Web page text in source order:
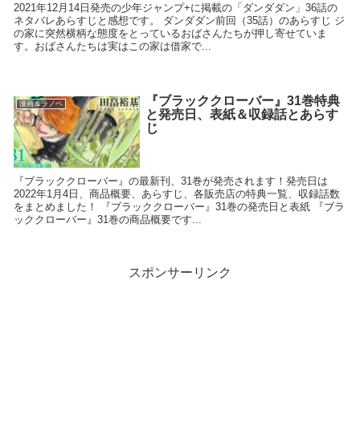
2021年12月14日発売の少年ジャンプ+に掲載の「ダンダダン」36話の
ネタバレあらすじと感想です。 ダンダダン前回（35話）のあらすじ ジ
の家に突然横柄な態度をとっているおばさんたちが押し寄せていま
す。おばさんたちは実はこの家は借家で...
漫画＆ラノベ
『ブラッククローバー』31巻特典
と発売日、表紙＆収録話とあらす
じ
『ブラッククローバー』の最新刊、31巻が発売されます！発売日は
2022年1月4日、商品概要、あらすじ、各販売店の特典一覧、収録話数
をまとめました！ 『ブラッククローバー』31巻の発売日と表紙 『ブラ
ッククローバー』31巻の商品概要です...
スポンサーリンク